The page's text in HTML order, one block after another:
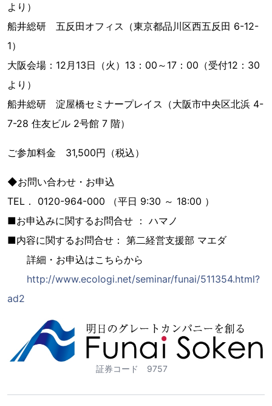
より）
船井総研 五反田オフィス（東京都品川区西五反田 6-12-
1）
大阪会場：12月13日（火）13：00～17：00（受付12：30
より）
船井総研 淀屋橋セミナープレイス（大阪市中央区北浜 4-
7-28 住友ビル 2号館 7 階）
ご参加料金 31,500円（税込）
◆お問い合わせ・お申込
TEL． 0120-964-000 （平日 9:30 ～ 18:00 ）
■お申込みに関するお問合せ ： ハマノ
■内容に関するお問合せ： 第二経営支援部 マエダ
詳細・お申込はこちらから
http://www.ecologi.net/seminar/funai/511354.html?
ad2
証券コード 9757